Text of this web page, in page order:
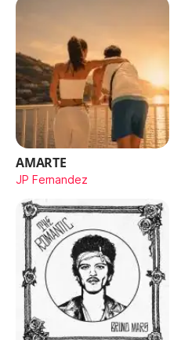
AMARTE
JP Fernandez